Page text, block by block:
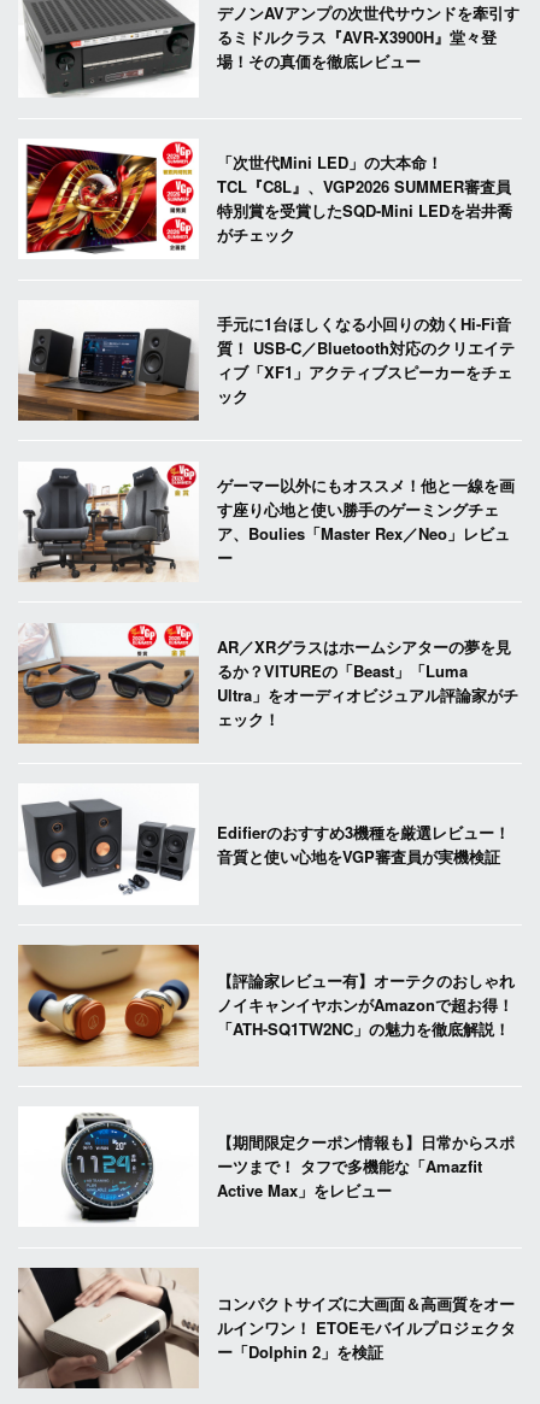
デノンAVアンプの次世代サウンドを牽引す
るミドルクラス『AVR-X3900H』堂々登
場！その真価を徹底レビュー
「次世代Mini LED」の大本命！
TCL『C8L』、VGP2026 SUMMER審査員
特別賞を受賞したSQD-Mini LEDを岩井喬
がチェック
手元に1台ほしくなる小回りの効くHi-Fi音
質！ USB-C／Bluetooth対応のクリエイテ
ィブ「XF1」アクティブスピーカーをチェ
ック
ゲーマー以外にもオススメ！他と一線を画
す座り心地と使い勝手のゲーミングチェ
ア、Boulies「Master Rex／Neo」レビュ
ー
AR／XRグラスはホームシアターの夢を見
るか？VITUREの「Beast」「Luma
Ultra」をオーディオビジュアル評論家がチ
ェック！
Edifierのおすすめ3機種を厳選レビュー！
音質と使い心地をVGP審査員が実機検証
【評論家レビュー有】オーテクのおしゃれ
ノイキャンイヤホンがAmazonで超お得！
「ATH-SQ1TW2NC」の魅力を徹底解説！
【期間限定クーポン情報も】日常からスポ
ーツまで！ タフで多機能な「Amazfit
Active Max」をレビュー
コンパクトサイズに大画面＆高画質をオー
ルインワン！ ETOEモバイルプロジェクタ
ー「Dolphin 2」を検証